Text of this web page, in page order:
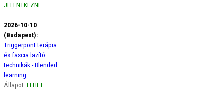
JELENTKEZNI
2026-10-10
(Budapest):
Triggerpont terápia
és fascia lazító
technikák - Blended
learning
Állapot: LEHET